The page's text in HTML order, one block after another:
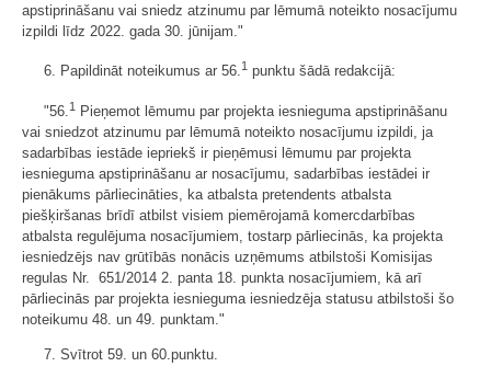
apstiprināšanu vai sniedz atzinumu par lēmumā noteikto nosacījumu
izpildi līdz 2022. gada 30. jūnijam."
6. Papildināt noteikumus ar 56.1 punktu šādā redakcijā:
"56. 1
Pieņemot lēmumu par projekta iesnieguma apstiprināšanu
vai sniedzot atzinumu par lēmumā noteikto nosacījumu izpildi, ja
sadarbības iestāde iepriekš ir pieņēmusi lēmumu par projekta
iesnieguma apstiprināšanu ar nosacījumu, sadarbības iestādei ir
pienākums pārliecināties, ka atbalsta pretendents atbalsta
piešķiršanas brīdī atbilst visiem piemērojamā komercdarbības
atbalsta regulējuma nosacījumiem, tostarp pārliecinās, ka projekta
iesniedzējs nav grūtībās nonācis uzņēmums atbilstoši Komisijas
regulas Nr. 651/2014 2. panta 18. punkta nosacījumiem, kā arī
pārliecinās par projekta iesnieguma iesniedzēja statusu atbilstoši šo
noteikumu 48. un 49. punktam."
7. Svītrot 59. un 60.punktu.